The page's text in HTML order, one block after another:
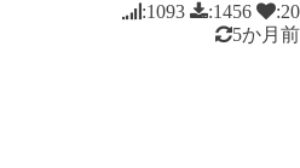
:1093
:1456
:20
5か月前